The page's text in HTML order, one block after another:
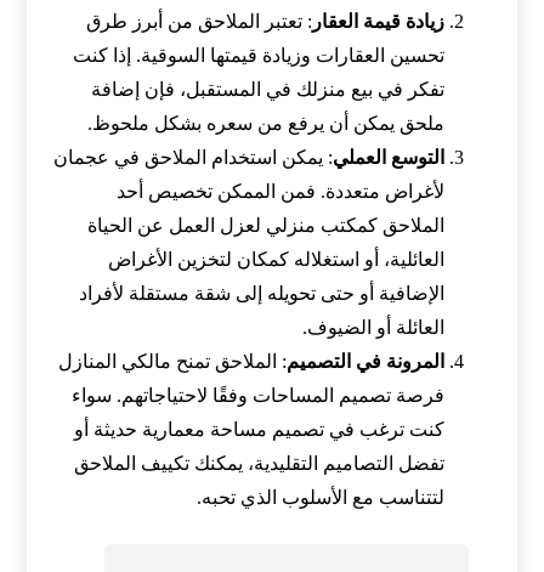
زيادة قيمة العقار : تعتبر الملاحق من أبرز طرق
تحسين العقارات وزيادة قيمتها السوقية. إذا كنت
تفكر في بيع منزلك في المستقبل، فإن إضافة
ملحق يمكن أن يرفع من سعره بشكل ملحوظ.
التوسع العملي: يمكن استخدام الملاحق في عجمان
لأغراض متعددة. فمن الممكن تخصيص أحد
الملاحق كمكتب منزلي لعزل العمل عن الحياة
العائلية، أو استغلاله كمكان لتخزين الأغراض
الإضافية أو حتى تحويله إلى شقة مستقلة لأفراد
العائلة أو الضيوف.
المرونة في التصميم: الملاحق تمنح مالكي المنازل
فرصة تصميم المساحات وفقًا لاحتياجاتهم. سواء
كنت ترغب في تصميم مساحة معمارية حديثة أو
تفضل التصاميم التقليدية، يمكنك تكييف الملاحق
لتتناسب مع الأسلوب الذي تحبه.